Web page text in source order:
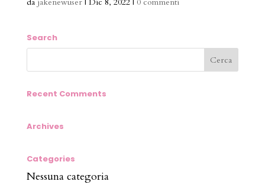
Search
Recent Comments
Archives
Categories
Nessuna categoria